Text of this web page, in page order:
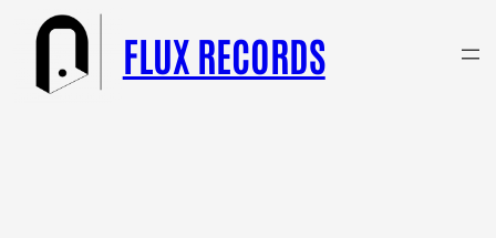
contenu
FLUX RECORDS
Rechercher